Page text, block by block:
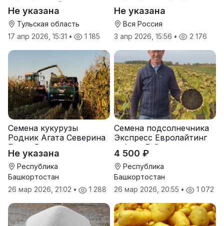
оптом от трёх тонн
Не указана
Тульская область
17 апр 2026, 15:31 • 1 185
Не указана
Вся Россия
3 апр 2026, 15:56 • 2 176
Семена кукурузы
Родник Агата Северина
Берта Вилора
Прохладненский Дарина
Росс Машук Катерина
Не указана
Республика
Башкортостан
26 мар 2026, 21:02 • 1 288
Семена подсолнечника
Экспресс Евролайтинг
гибрид F-G+
4 500 ₽
Республика
Башкортостан
26 мар 2026, 20:55 • 1 072